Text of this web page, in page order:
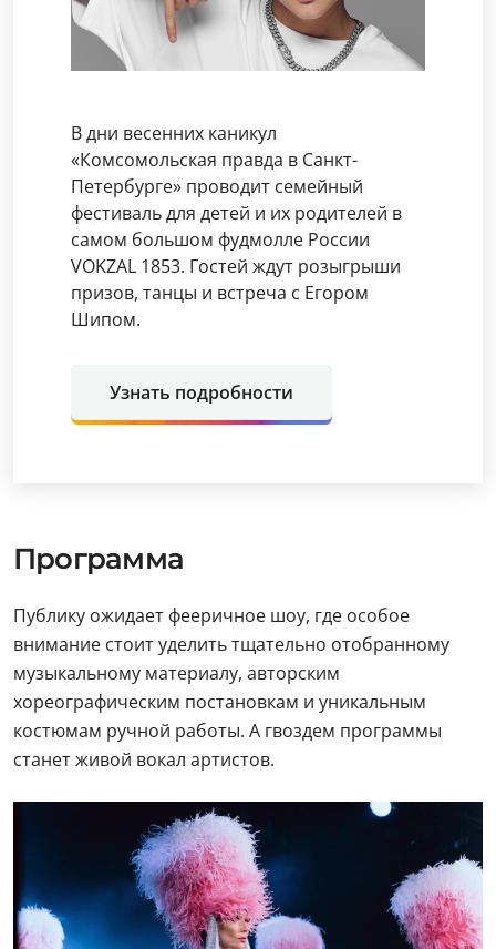
В дни весенних каникул
«Комсомольская правда в Санкт-
Петербурге» проводит семейный
фестиваль для детей и их родителей в
самом большом фудмолле России
VOKZAL 1853. Гостей ждут розыгрыши
призов, танцы и встреча с Егором
Шипом.
Узнать подробности
Программа
Публику ожидает фееричное шоу, где особое
внимание стоит уделить тщательно отобранному
музыкальному материалу, авторским
хореографическим постановкам и уникальным
костюмам ручной работы. А гвоздем программы
станет живой вокал артистов.